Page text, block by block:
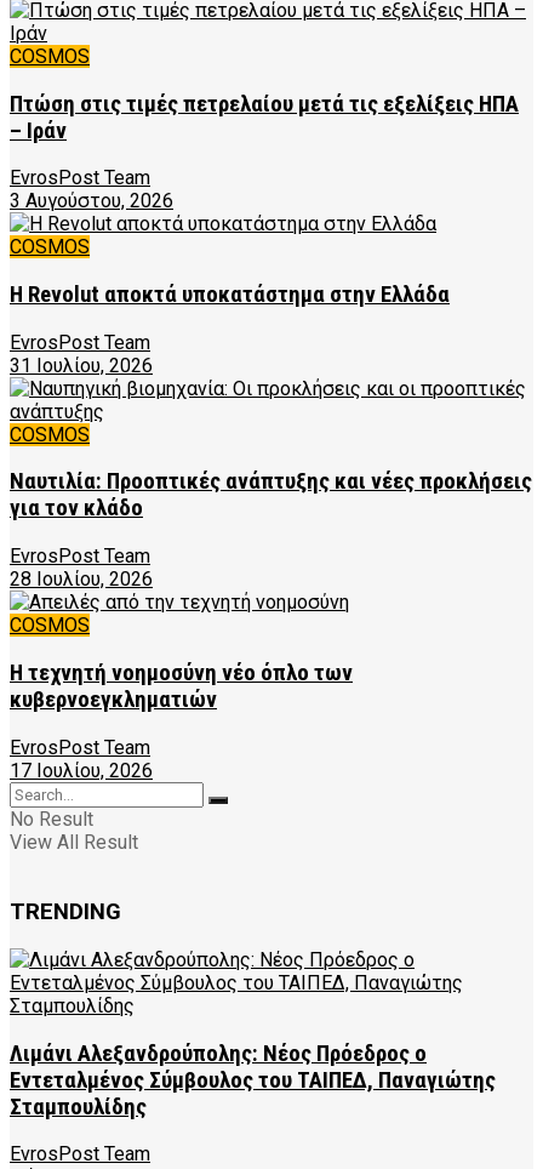
COSMOS
Πτώση στις τιμές πετρελαίου μετά τις εξελίξεις ΗΠΑ
– Ιράν
EvrosPost Team
3 Αυγούστου, 2026
COSMOS
Η Revolut αποκτά υποκατάστημα στην Ελλάδα
EvrosPost Team
31 Ιουλίου, 2026
COSMOS
Ναυτιλία: Προοπτικές ανάπτυξης και νέες προκλήσεις
για τον κλάδο
EvrosPost Team
28 Ιουλίου, 2026
COSMOS
Η τεχνητή νοημοσύνη νέο όπλο των
κυβερνοεγκληματιών
EvrosPost Team
17 Ιουλίου, 2026
No Result
View All Result
TRENDING
Λιμάνι Αλεξανδρούπολης: Νέος Πρόεδρος ο
Εντεταλμένος Σύμβουλος του ΤΑΙΠΕΔ, Παναγιώτης
Σταμπουλίδης
EvrosPost Team